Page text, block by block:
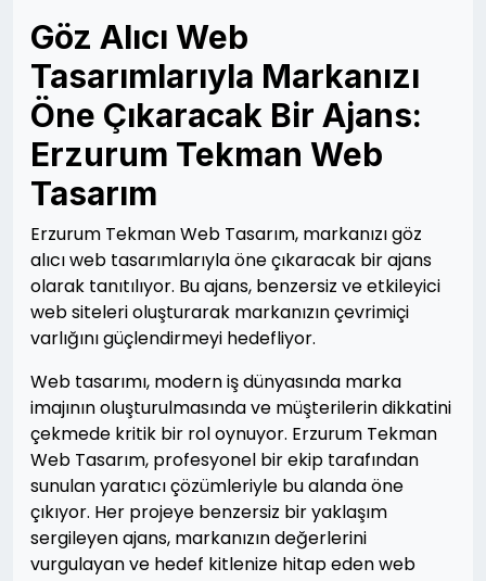
Göz Alıcı Web
Tasarımlarıyla Markanızı
Öne Çıkaracak Bir Ajans:
Erzurum Tekman Web
Tasarım
Erzurum Tekman Web Tasarım, markanızı göz
alıcı web tasarımlarıyla öne çıkaracak bir ajans
olarak tanıtılıyor. Bu ajans, benzersiz ve etkileyici
web siteleri oluşturarak markanızın çevrimiçi
varlığını güçlendirmeyi hedefliyor.
Web tasarımı, modern iş dünyasında marka
imajının oluşturulmasında ve müşterilerin dikkatini
çekmede kritik bir rol oynuyor. Erzurum Tekman
Web Tasarım, profesyonel bir ekip tarafından
sunulan yaratıcı çözümleriyle bu alanda öne
çıkıyor. Her projeye benzersiz bir yaklaşım
sergileyen ajans, markanızın değerlerini
vurgulayan ve hedef kitlenize hitap eden web